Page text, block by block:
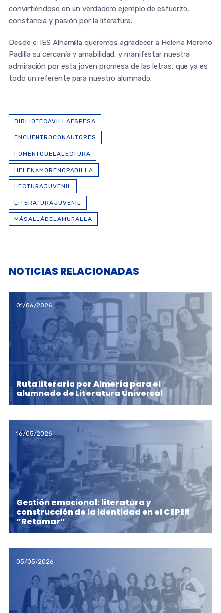
convirtiéndose en un verdadero ejemplo de esfuerzo,
constancia y pasión por la literatura.
Desde el IES Alhamilla queremos agradecer a Helena Moreno
Padilla su cercanía y amabilidad, y manifestar nuestra
admiración por esta joven promesa de las letras, que ya es
todo un referente para nuestro alumnado.
BIBLIOTECAVILLAESPESA
ENCUENTROCONAUTORES
FOMENTODELALECTURA
HELENAMORENOPADILLA
LECTURAJUVENIL
LITERATURAJUVENIL
MÁSALLÁDELAMURALLA
NOTICIAS RELACIONADAS
01/06/2026
Ruta literaria por Almería para el
alumnado de Literatura Universal
16/05/2026
Gestión emocional: literatura y
construcción de la identidad en el CEPER
“Retamar”
05/05/2026